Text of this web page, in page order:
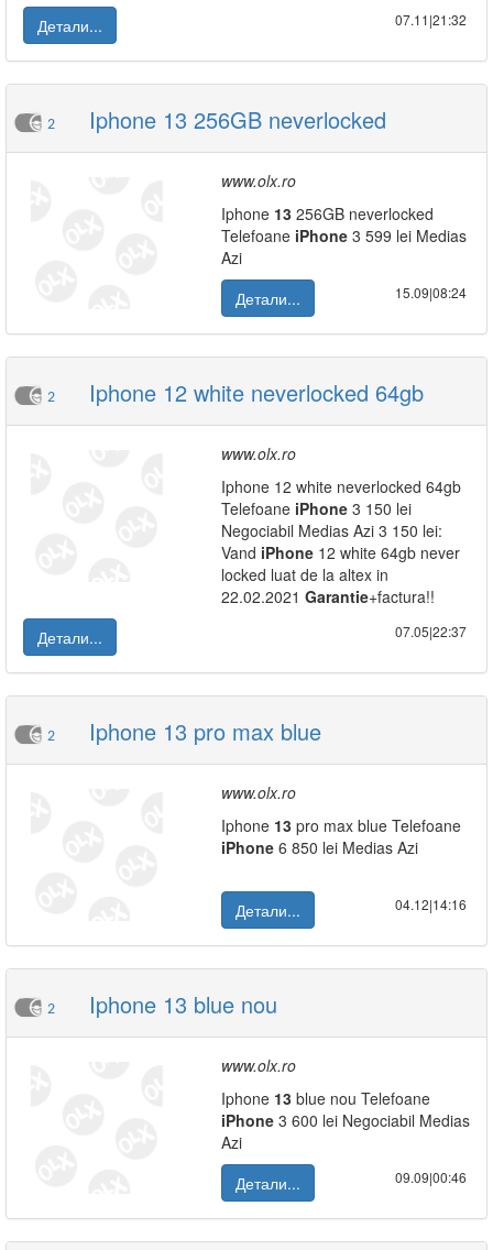
Детали...
07.11|21:32
2 Iphone 13 256GB neverlocked
www.olx.ro
Iphone 13 256GB neverlocked
Telefoane iPhone 3 599 lei Medias
Azi
Детали...
15.09|08:24
2 Iphone 12 white neverlocked 64gb
www.olx.ro
Iphone 12 white neverlocked 64gb
Telefoane iPhone 3 150 lei
Negociabil Medias Azi 3 150 lei:
Vand iPhone 12 white 64gb never
locked luat de la altex in
22.02.2021 Garantie+factura!!
Детали...
07.05|22:37
2 Iphone 13 pro max blue
www.olx.ro
Iphone 13 pro max blue Telefoane
iPhone 6 850 lei Medias Azi
Детали... 04.12|14:16
2 Iphone 13 blue nou
www.olx.ro
Iphone 13 blue nou Telefoane
iPhone 3 600 lei Negociabil Medias
Azi
Детали...
09.09|00:46